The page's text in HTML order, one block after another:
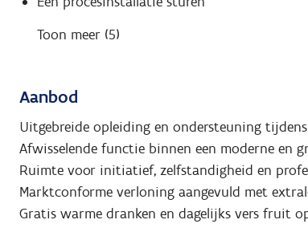
Toon meer (5)
Aanbod
Uitgebreide opleiding en ondersteuning
Afwisselende functie binnen een moderne en
Ruimte voor initiatief, zelfstandigheid en
Marktconforme verloning aangevuld met
Gratis warme dranken en dagelijks vers fruit